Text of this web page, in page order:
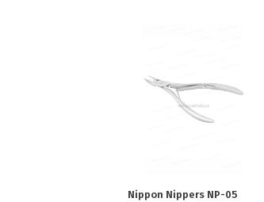
Nippon Nippers NP-05